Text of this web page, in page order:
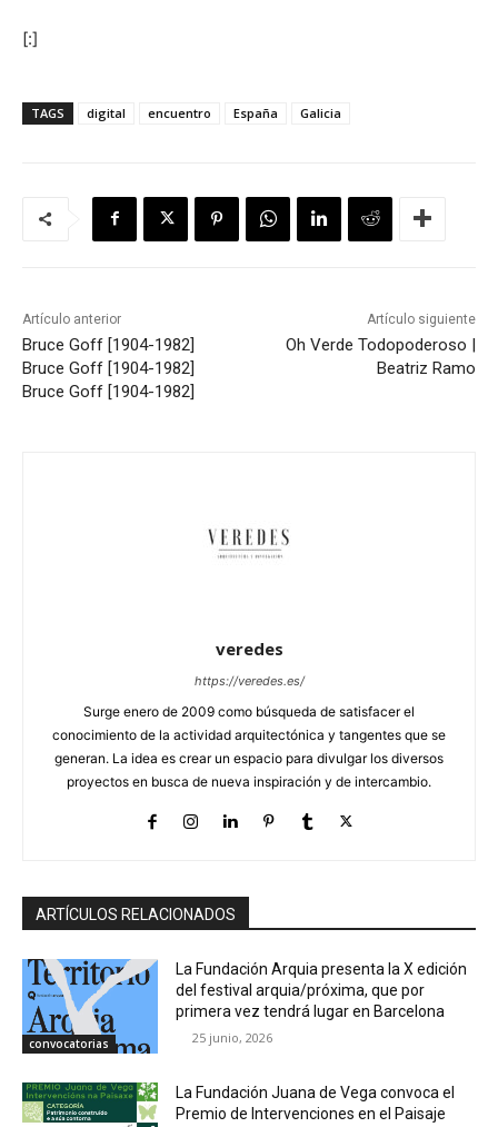
[:]
TAGS digital encuentro España Galicia
Artículo anterior
Bruce Goff [1904-1982]
Bruce Goff [1904-1982]
Bruce Goff [1904-1982]
Artículo siguiente
Oh Verde Todopoderoso |
Beatriz Ramo
veredes
https://veredes.es/
Surge enero de 2009 como búsqueda de satisfacer el
conocimiento de la actividad arquitectónica y tangentes que se
generan. La idea es crear un espacio para divulgar los diversos
proyectos en busca de nueva inspiración y de intercambio.
ARTÍCULOS RELACIONADOS
convocatorias
La Fundación Arquia presenta la X edición
del festival arquia/próxima, que por
primera vez tendrá lugar en Barcelona
25 junio, 2026
La Fundación Juana de Vega convoca el
Premio de Intervenciones en el Paisaje